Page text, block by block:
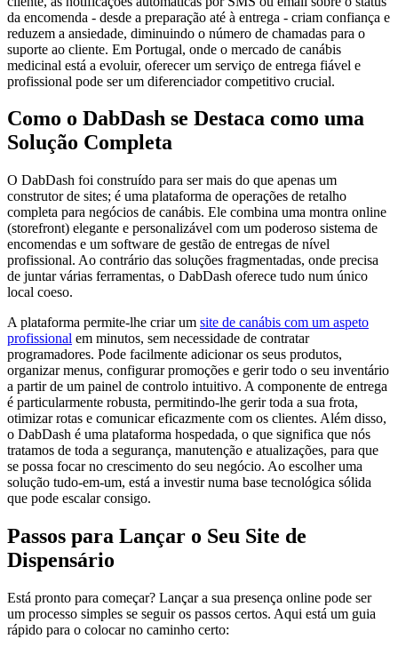
da encomenda - desde a preparação até à entrega - criam confiança e
reduzem a ansiedade, diminuindo o número de chamadas para o
suporte ao cliente. Em Portugal, onde o mercado de canábis
medicinal está a evoluir, oferecer um serviço de entrega fiável e
profissional pode ser um diferenciador competitivo crucial.
Como o DabDash se Destaca como uma
Solução Completa
O DabDash foi construído para ser mais do que apenas um
construtor de sites; é uma plataforma de operações de retalho
completa para negócios de canábis. Ele combina uma montra online
(storefront) elegante e personalizável com um poderoso sistema de
encomendas e um software de gestão de entregas de nível
profissional. Ao contrário das soluções fragmentadas, onde precisa
de juntar várias ferramentas, o DabDash oferece tudo num único
local coeso.
A plataforma permite-lhe criar um site de canábis com um aspeto
profissional em minutos, sem necessidade de contratar
programadores. Pode facilmente adicionar os seus produtos,
organizar menus, configurar promoções e gerir todo o seu inventário
a partir de um painel de controlo intuitivo. A componente de entrega
é particularmente robusta, permitindo-lhe gerir toda a sua frota,
otimizar rotas e comunicar eficazmente com os clientes. Além disso,
o DabDash é uma plataforma hospedada, o que significa que nós
tratamos de toda a segurança, manutenção e atualizações, para que
se possa focar no crescimento do seu negócio. Ao escolher uma
solução tudo-em-um, está a investir numa base tecnológica sólida
que pode escalar consigo.
Passos para Lançar o Seu Site de
Dispensário
Está pronto para começar? Lançar a sua presença online pode ser
um processo simples se seguir os passos certos. Aqui está um guia
rápido para o colocar no caminho certo: